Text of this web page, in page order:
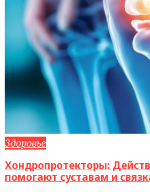
Здоровье
Хондропротекторы:
помогают суставам и